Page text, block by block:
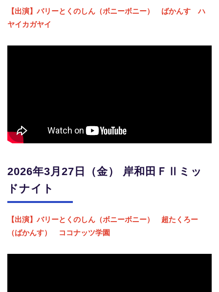
【出演】バリーとくのしん（ボニーボニー） ばかんす ハ
ヤイカガヤイ
2026年3月27日（金） 岸和田ＦⅡミッ
ドナイト
【出演】バリーとくのしん（ボニーボニー） 超たくろー
（ばかんす） ココナッツ学園